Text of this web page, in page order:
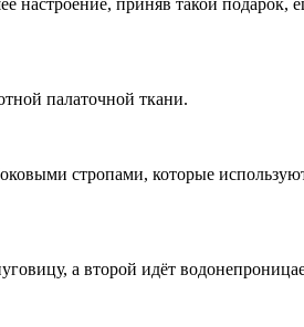
настроение, приняв такой подарок,
палаточной ткани.
стропами, которые
а второй идёт